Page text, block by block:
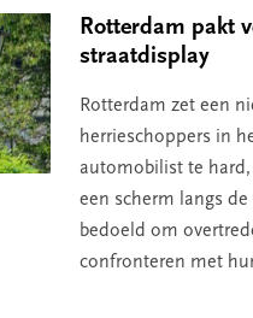
Rotterdam pakt
straatdisplay
Rotterdam zet een
herrieschoppers in
automobilist te
een scherm langs
bedoeld om
confronteren met
‘Persoonlijk leiderschap